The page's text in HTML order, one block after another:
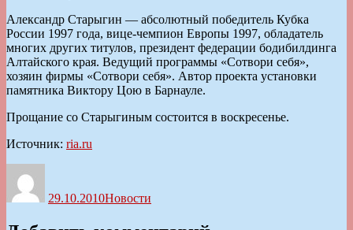
Александр Старыгин — абсолютный победитель Кубка
России 1997 года, вице-чемпион Европы 1997, обладатель
многих других титулов, президент федерации бодибилдинга
Алтайского края. Ведущий программы «Сотвори себя»,
хозяин фирмы «Сотвори себя». Автор проекта установки
памятника Виктору Цою в Барнауле.
Прощание со Старыгиным состоится в воскресенье.
Источник: ria.ru
29.10.2010Новости